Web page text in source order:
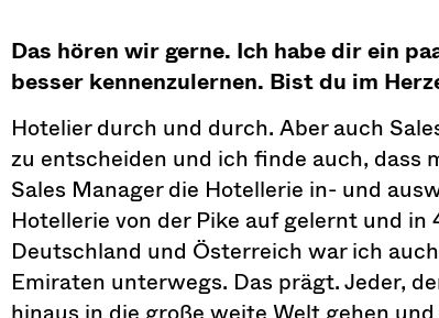
Das hören wir gerne. Ich habe dir ein
besser kennenzulernen. Bist du im
Hotelier durch und durch. Aber auch
zu entscheiden und ich finde auch, dass
Sales Manager die Hotellerie in- und
Hotellerie von der Pike auf gelernt und
Deutschland und Österreich war ich
Emiraten unterwegs. Das prägt. Jeder,